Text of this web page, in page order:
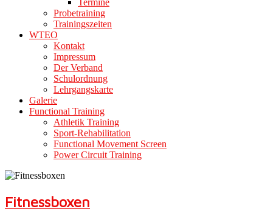
Termine
Probetraining
Trainingszeiten
WTEO
Kontakt
Impressum
Der Verband
Schulordnung
Lehrgangskarte
Galerie
Functional Training
Athletik Training
Sport-Rehabilitation
Functional Movement Screen
Power Circuit Training
Fitnessboxen